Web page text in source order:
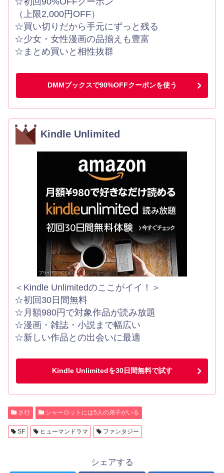
（上限2,000円OFF）
☆買い切りだから手元にずっと残る
☆少女・女性漫画の品揃えも豊富
☆まとめ買いと相性抜群
DMMブックスで90%OFFクーポンを使う
Kindle Unlimited
＜Kindle Unlimitedのここがイイ！＞
☆初回30日間無料
☆月額980円で対象作品が読み放題
☆漫画・雑誌・小説まで幅広い
☆新しい作品との出会いに最適
Kindle Unlimitedを30日間無料で試す
さ行 シャーロットには5人の弟子がいる
SF ヒューマンドラマ ファンタジー
シェアする